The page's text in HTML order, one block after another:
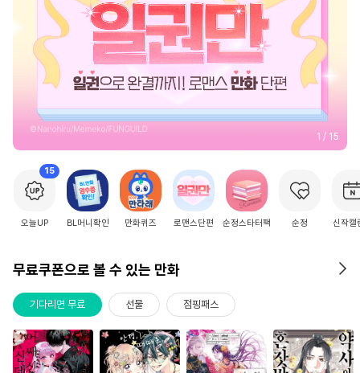
2 / 15
15
오늘UP BL머니확인 만화퀴즈 로맨스단편 순정스타터팩 순정 신작캘
무료쿠폰으로 볼 수 있는 만화
기다리면 무료 선물 점핑패스